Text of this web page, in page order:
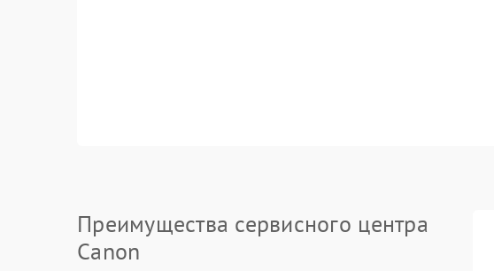
Преимущества сервисного центра
Canon